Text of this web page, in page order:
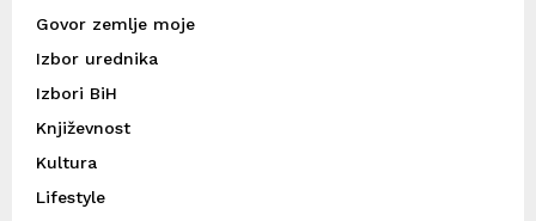
Govor zemlje moje
Izbor urednika
Izbori BiH
Književnost
Kultura
Lifestyle